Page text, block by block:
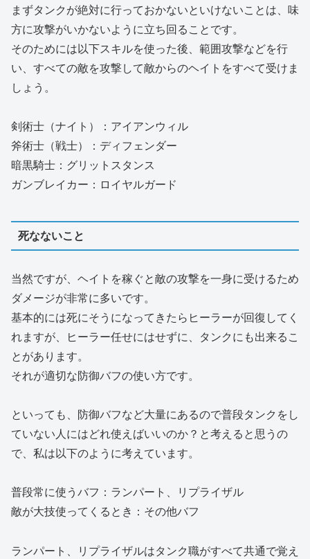
まずタンクが絶対に行っておかないといけないことは、味
方に攻撃がいかないように立ち回ることです。
そのためには以下スキルを使った後、範囲攻撃などを行
い、すべての敵を攻撃して敵からのヘイトをすべて受けま
しょう。
剣術士（ナイト）：アイアンウィル
斧術士（戦士）：ディフェンダー
暗黒騎士：グリットスタンス
ガンブレイカー：ロイヤルガード
死なないこと
当然ですが、ヘイトを稼ぐと敵の攻撃を一身に受けるため
ダメージが非常に多いです。
基本的には死にそうになってきたらヒーラーが回復してく
れますが、ヒーラー任せにはせずに、タンクにも出来るこ
とがあります。
それが適切な防御バフの使い方です。
といっても、防御バフなど大量にあるので普段タンクをし
ていない人にはどれ使えばいいのか？と考えると思うの
で、私は以下のように考えています。
普段常に使うバフ：ランパート、リプライザル
敵が大技使ってくるとき：その他バフ
ランパート、リプライザルはタンク職がすべて共通で覚え